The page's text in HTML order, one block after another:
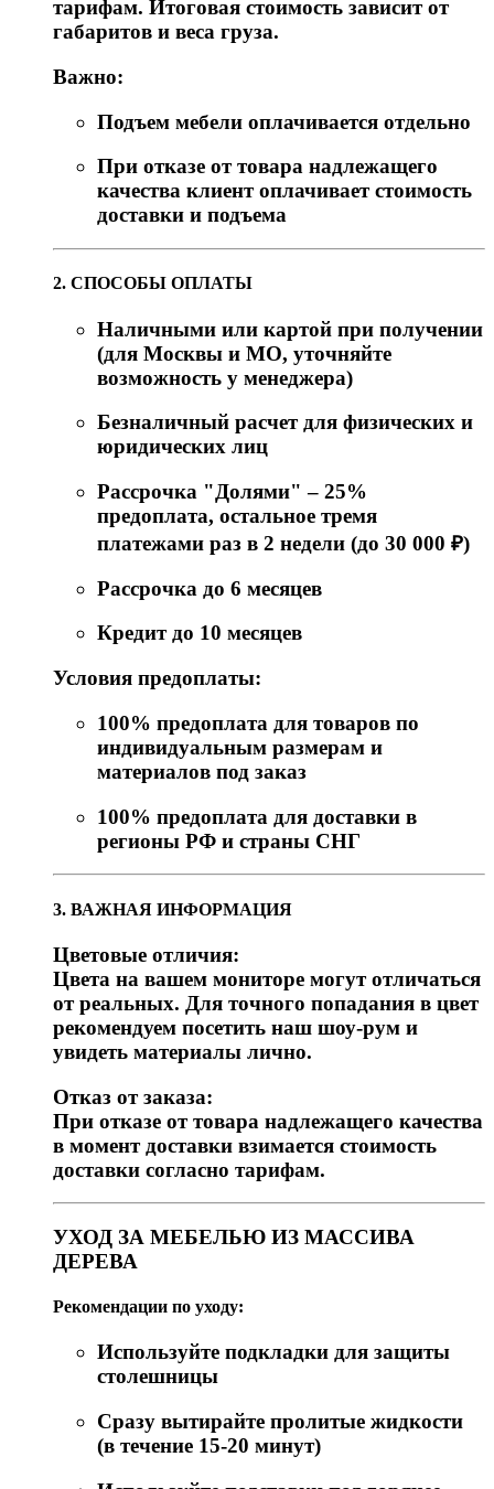
тарифам. Итоговая стоимость зависит от
габаритов и веса груза.
Важно:
Подъем мебели оплачивается отдельно
При отказе от товара надлежащего
качества клиент оплачивает стоимость
доставки и подъема
2. СПОСОБЫ ОПЛАТЫ
Наличными или картой при получении
(для Москвы и МО, уточняйте
возможность у менеджера)
Безналичный расчет для физических и
юридических лиц
Рассрочка "Долями" – 25%
предоплата, остальное тремя
платежами раз в 2 недели (до 30 000 ₽)
Рассрочка до 6 месяцев
Кредит до 10 месяцев
Условия предоплаты:
100% предоплата для товаров по
индивидуальным размерам и
материалов под заказ
100% предоплата для доставки в
регионы РФ и страны СНГ
3. ВАЖНАЯ ИНФОРМАЦИЯ
Цветовые отличия:
Цвета на вашем мониторе могут отличаться
от реальных. Для точного попадания в цвет
рекомендуем посетить наш шоу-рум и
увидеть материалы лично.
Отказ от заказа:
При отказе от товара надлежащего качества
в момент доставки взимается стоимость
доставки согласно тарифам.
УХОД ЗА МЕБЕЛЬЮ ИЗ МАССИВА
ДЕРЕВА
Рекомендации по уходу:
Используйте подкладки для защиты
столешницы
Сразу вытирайте пролитые жидкости
(в течение 15-20 минут)